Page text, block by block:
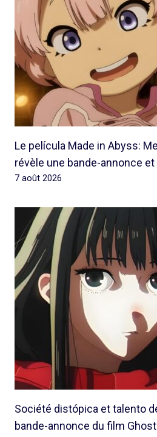
Le película Made in Abyss:
révèle une bande-annonce
7 août 2026
Société distópica et talento
bande-annonce du film